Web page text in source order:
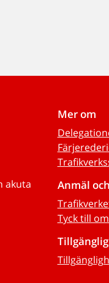
akuta
Mer om
Anmäl
Tyck till